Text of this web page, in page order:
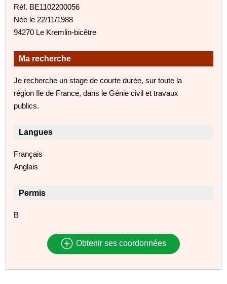
Réf. BE1102200056
Née le 22/11/1988
94270 Le Kremlin-bicêtre
Ma recherche
Je recherche un stage de courte durée, sur toute la
région Ile de France, dans le Génie civil et travaux
publics.
Langues
Français
Anglais
Permis
B
Obtenir ses coordonnées